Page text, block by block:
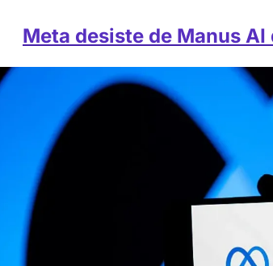
Meta desiste de Manus